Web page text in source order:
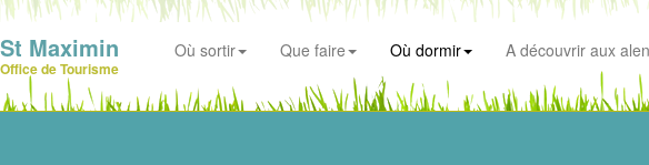
St Maximin
Office de Tourisme
Où sortir Que faire Où dormir A découvrir aux